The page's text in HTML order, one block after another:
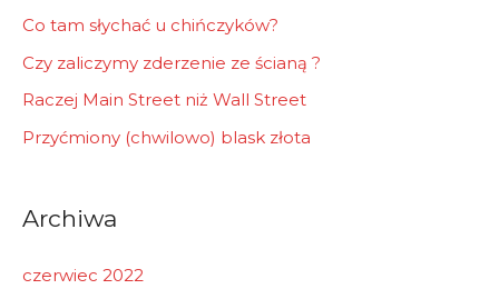
Co tam słychać u chińczyków?
Czy zaliczymy zderzenie ze ścianą ?
Raczej Main Street niż Wall Street
Przyćmiony (chwilowo) blask złota
Archiwa
czerwiec 2022